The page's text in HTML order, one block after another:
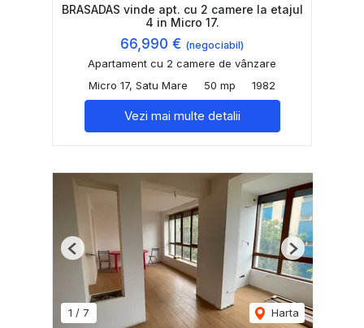
BRASADAS vinde apt. cu 2 camere la etajul
4 in Micro 17.
66,990 € (negociabil)
Apartament cu 2 camere de vânzare
Micro 17, Satu Mare
50 mp 1982
Vezi mai multe detalii
1 / 7 Harta
Previous Next